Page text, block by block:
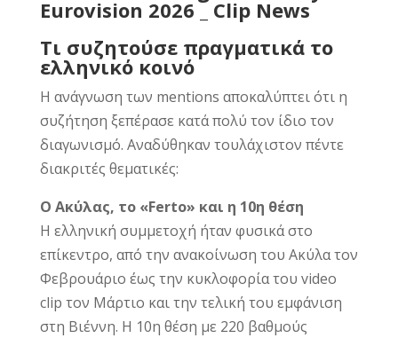
Τι συζητούσε πραγματικά το
ελληνικό κοινό
Η ανάγνωση των mentions αποκαλύπτει ότι η
συζήτηση ξεπέρασε κατά πολύ τον ίδιο τον
διαγωνισμό. Αναδύθηκαν τουλάχιστον πέντε
διακριτές θεματικές:
Ο Ακύλας, το «Ferto» και η 10η θέση
Η ελληνική συμμετοχή ήταν φυσικά στο
επίκεντρο, από την ανακοίνωση του Ακύλα τον
Φεβρουάριο έως την κυκλοφορία του video
clip τον Μάρτιο και την τελική του εμφάνιση
στη Βιέννη. Η 10η θέση με 220 βαθμούς